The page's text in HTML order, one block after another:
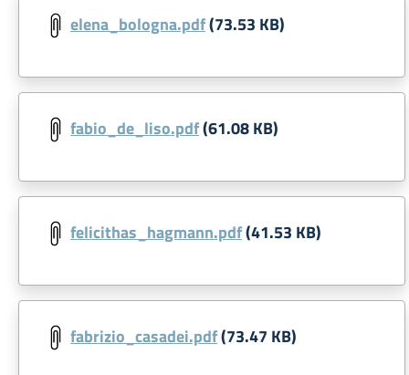
elena_bologna.pdf(73.53 KB)
fabio_de_liso.pdf(61.08 KB)
felicithas_hagmann.pdf(41.53 KB)
fabrizio_casadei.pdf(73.47 KB)